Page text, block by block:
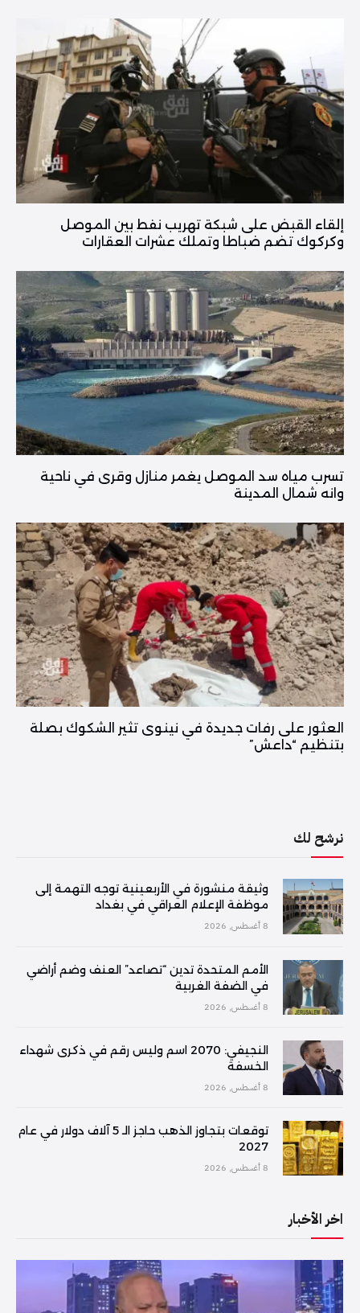
إلقاء القبض على شبكة تهريب نفط بين الموصل
وكركوك تضم ضباطا وتملك عشرات العقارات
تسرب مياه سد الموصل يغمر منازل وقرى في ناحية
وانه شمال المدينة
العثور على رفات جديدة في نينوى تثير الشكوك بصلة
بتنظيم “داعش”
نرشح لك
وثيقة منشورة في الأربعينية توجه التهمة إلى
موظفة الإعلام العراقي في بغداد
8 أغسطس, 2026
الأمم المتحدة تدين “تصاعد” العنف وضم أراضي
في الضفة الغربية
8 أغسطس, 2026
النجيفي: 2070 اسم وليس رقم في ذكرى شهداء
الخسفة
8 أغسطس, 2026
توقعات بتجاوز الذهب حاجز الـ 5 آلاف دولار في عام
2027
8 أغسطس, 2026
اخر الأخبار